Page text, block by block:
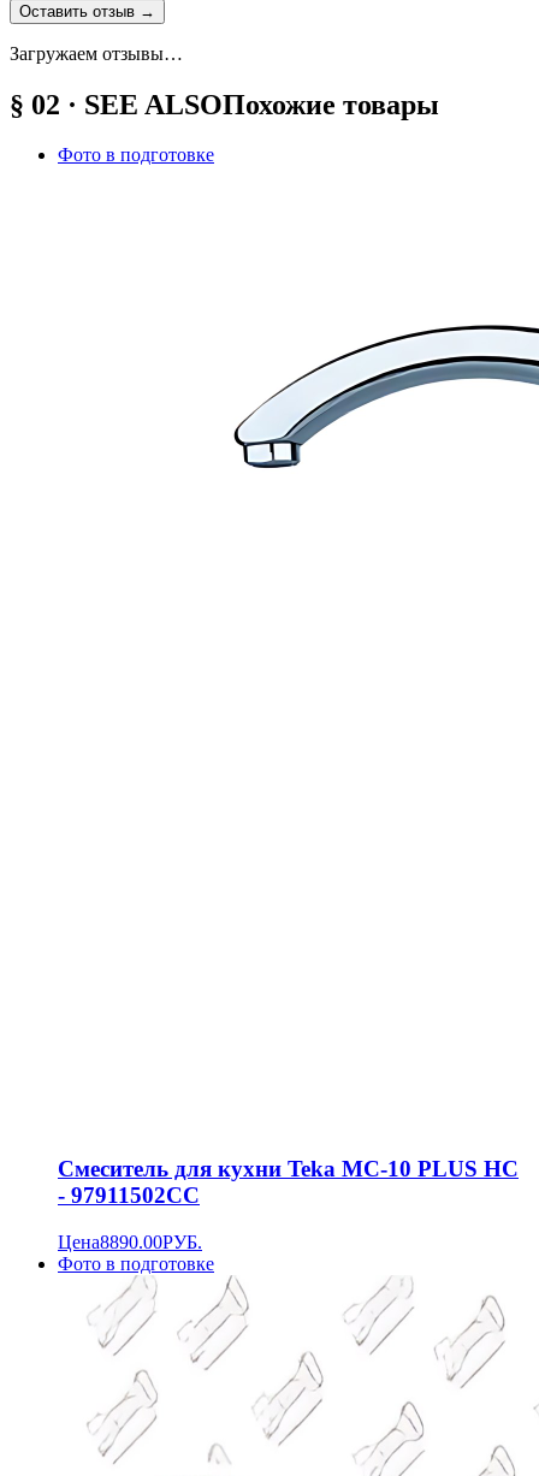
Оставить отзыв →
Загружаем отзывы…
§ 02 · SEE ALSOПохожие товары
Фото в подготовке
Смеситель для кухни Teka MC-10 PLUS HC
- 97911502CC
Цена8890.00РУБ.
Фото в подготовке